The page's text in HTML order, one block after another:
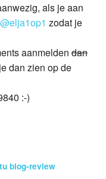
als je aan
@elja1op1 zodat je
aanmelden dan
dan zien op de
:-)
blog-review